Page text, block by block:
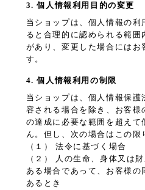
3. 個人情報利用目的の変更
当ショップは、個人情報の利
ると合理的に認められる範囲
があり、変更した場合にはお
す。
4. 個人情報利用の制限
当ショップは、個人情報保護
容される場合を除き、お客様
の達成に必要な範囲を超えて
ん。但し、次の場合はこの限
（１） 法令に基づく場合
（２） 人の生命、身体又は
ある場合であって、お客様の
あるとき